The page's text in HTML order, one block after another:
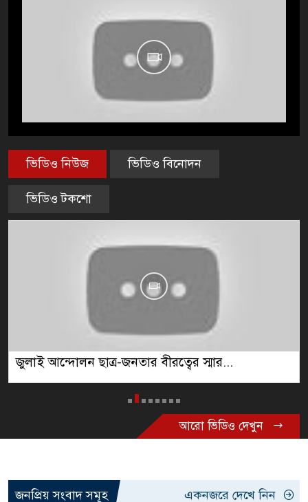
ভিডিও নিউজ ভিডিও বিনোদন
ভিডিও টকশো
জুলাই আন্দোলন ছাত্র-জনতার বীরত্বের স্মার...
আরো ভিডিও দেখুন
জনপ্রিয় সংবাদ সমূহ একনজরে দেখে নিন